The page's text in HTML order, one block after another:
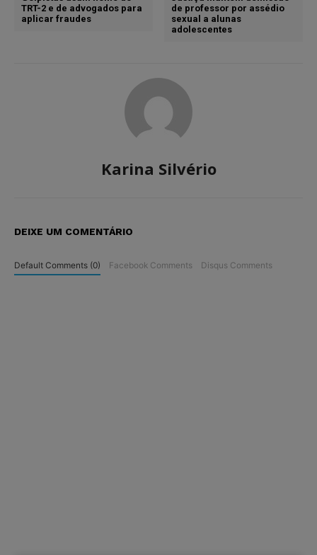
TRT-2 e de advogados para
aplicar fraudes
de professor por assédio
sexual a alunas
adolescentes
Karina Silvério
DEIXE UM COMENTÁRIO
Default Comments (0) Facebook Comments Disqus Comments